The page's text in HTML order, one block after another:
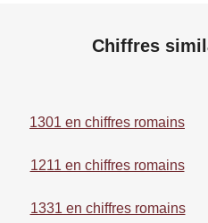
Chiffres
1301 en chiffres romains
1211 en chiffres romains
1331 en chiffres romains